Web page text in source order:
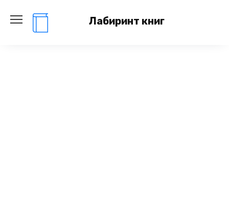
содержанию
Лабиринт книг